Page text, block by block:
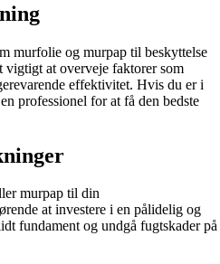
murfolie og murpap til beskyttelse
vigtigt at overveje faktorer som
effektivitet. Hvis du er i
professionel for at få den bedste
murpap til din
at investere i en pålidelig og
fundament og undgå fugtskader på